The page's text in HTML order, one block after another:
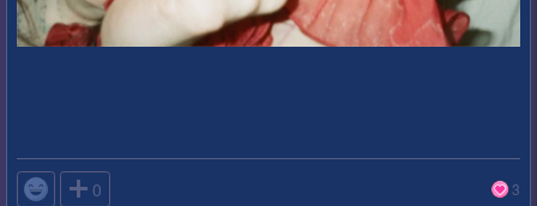
 0 3